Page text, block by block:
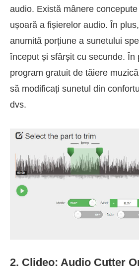
audio. Există mânere
ușoară a fișierelor audio. În
anumită porțiune a sunetului
început și sfârșit cu secunde. În
program gratuit de tăiere
să modificați sunetul din
dvs.
2. Clideo: Audio Cutter